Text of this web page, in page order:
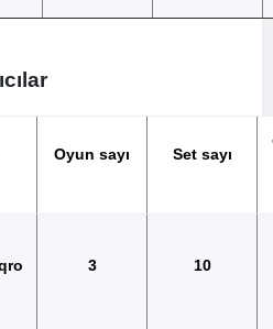
Oyun sayı Set sayı
3 10